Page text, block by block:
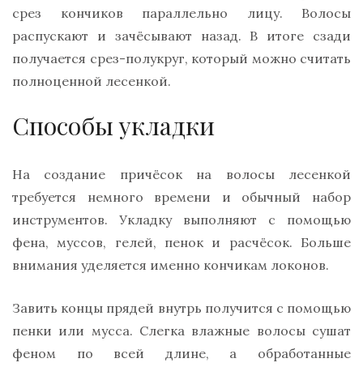
срез кончиков параллельно лицу. Волосы
распускают и зачёсывают назад. В итоге сзади
получается срез-полукруг, который можно считать
полноценной лесенкой.
Способы укладки
На создание причёсок на волосы лесенкой
требуется немного времени и обычный набор
инструментов. Укладку выполняют с помощью
фена, муссов, гелей, пенок и расчёсок. Больше
внимания уделяется именно кончикам локонов.
Завить концы прядей внутрь получится с помощью
пенки или мусса. Слегка влажные волосы сушат
феном по всей длине, а обработанные